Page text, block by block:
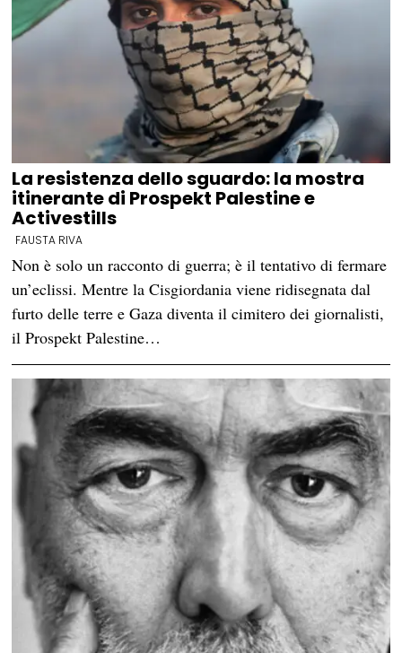
La resistenza dello sguardo: la mostra
itinerante di Prospekt Palestine e
Activestills
FAUSTA RIVA
Non è solo un racconto di guerra; è il tentativo di fermare
un’eclissi. Mentre la Cisgiordania viene ridisegnata dal
furto delle terre e Gaza diventa il cimitero dei giornalisti,
il Prospekt Palestine…